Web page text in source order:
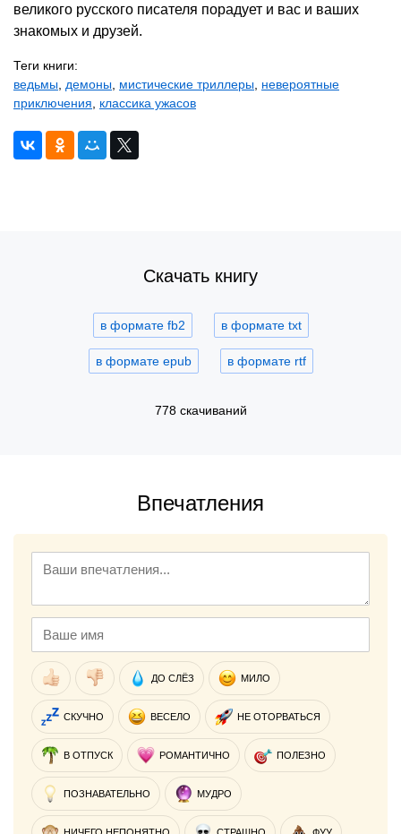
великого русского писателя порадует и вас и ваших
знакомых и друзей.
Теги книги:
ведьмы демоны мистические триллеры невероятные
приключения
классика ужасов
Скачать книгу
в формате fb2 в формате txt
в формате epub в формате rtf
778 скачиваний
Впечатления
ДО СЛЁЗ МИЛО
СКУЧНО ВЕСЕЛО НЕ ОТОРВАТЬСЯ
В ОТПУСК РОМАНТИЧНО ПОЛЕЗНО
ПОЗНАВАТЕЛЬНО МУДРО